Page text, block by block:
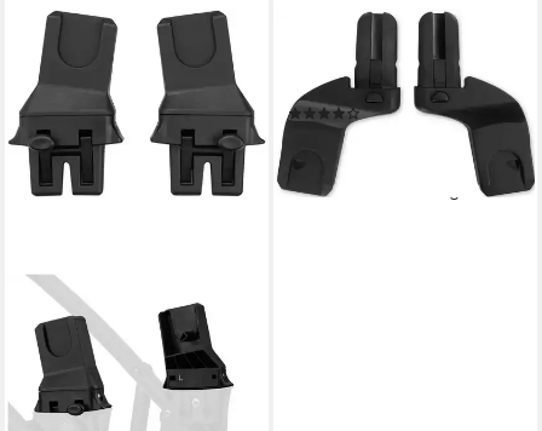
Kinderwagen-Adapter Atlantic
Twin, universal
(4)
23,86 €
-20%
lieferbar - in 1-2 Werktagen bei dir